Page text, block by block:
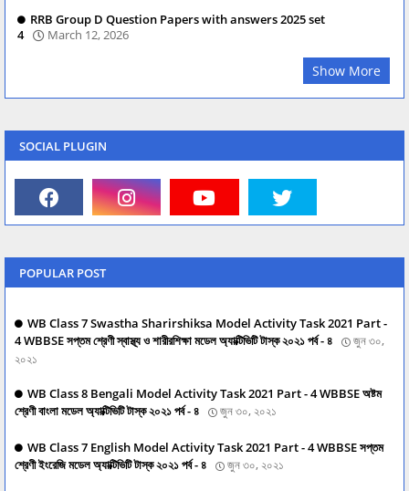
RRB Group D Question Papers with answers 2025 set
4
March 12, 2026
Show More
SOCIAL PLUGIN
POPULAR POST
WB Class 7 Swastha Sharirshiksa Model Activity Task 2021 Part -
4 WBBSE সপ্তম শ্রেণী স্বাস্থ্য ও শারীরশিক্ষা মডেল অ্যাক্টিভিটি টাস্ক ২০২১ পর্ব - ৪
জুন ৩০,
২০২১
WB Class 8 Bengali Model Activity Task 2021 Part - 4 WBBSE অষ্টম
শ্রেণী বাংলা মডেল অ্যাক্টিভিটি টাস্ক ২০২১ পর্ব - ৪
জুন ৩০, ২০২১
WB Class 7 English Model Activity Task 2021 Part - 4 WBBSE সপ্তম
শ্রেণী ইংরেজি মডেল অ্যাক্টিভিটি টাস্ক ২০২১ পর্ব - ৪
জুন ৩০, ২০২১